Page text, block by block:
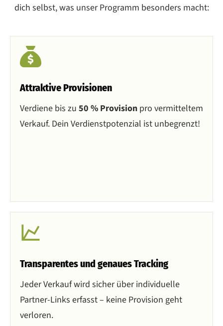
dich selbst, was unser Programm besonders macht:
Attraktive Provisionen
Verdiene bis zu 50 % Provision pro vermitteltem
Verkauf. Dein Verdienstpotenzial ist unbegrenzt!
Transparentes und genaues Tracking
Jeder Verkauf wird sicher über individuelle
Partner-Links erfasst – keine Provision geht
verloren.